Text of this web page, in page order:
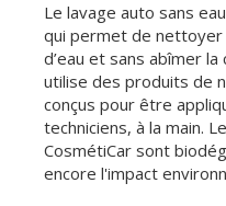
Le lavage auto sans
qui permet de
d’eau et sans abîmer
utilise des produits de
conçus pour être
techniciens, à la main.
CosmétiCar sont
encore l'impact